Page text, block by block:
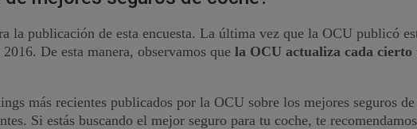
la publicación de esta encuesta. La última vez que la OCU publicó
De esta manera, observamos que la OCU actualiza cada
más recientes publicados por la OCU sobre los mejores seguros
Si estás buscando el mejor seguro para tu coche, te